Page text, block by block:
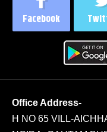
Office Address-
H NO 65 VILL-
Facebook